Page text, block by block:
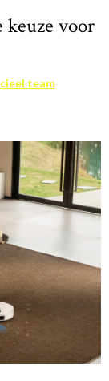
keuze voor
team